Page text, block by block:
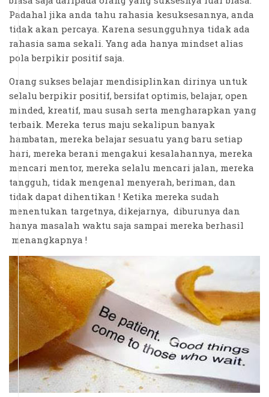
Padahal jika anda tahu rahasia kesuksesannya, anda
tidak akan percaya. Karena sesungguhnya tidak ada
rahasia sama sekali. Yang ada hanya mindset alias
pola berpikir positif saja.
Orang sukses belajar mendisiplinkan dirinya untuk
selalu berpikir positif, bersifat optimis, belajar, open
minded, kreatif, mau susah serta mengharapkan yang
terbaik. Mereka terus maju sekalipun banyak
hambatan, mereka belajar sesuatu yang baru setiap
hari, mereka berani mengakui kesalahannya, mereka
mencari mentor, mereka selalu mencari jalan, mereka
tangguh, tidak mengenal menyerah, beriman, dan
tidak dapat dihentikan ! Ketika mereka sudah
menentukan targetnya, dikejarnya, diburunya dan
hanya masalah waktu saja sampai mereka berhasil
menangkapnya !